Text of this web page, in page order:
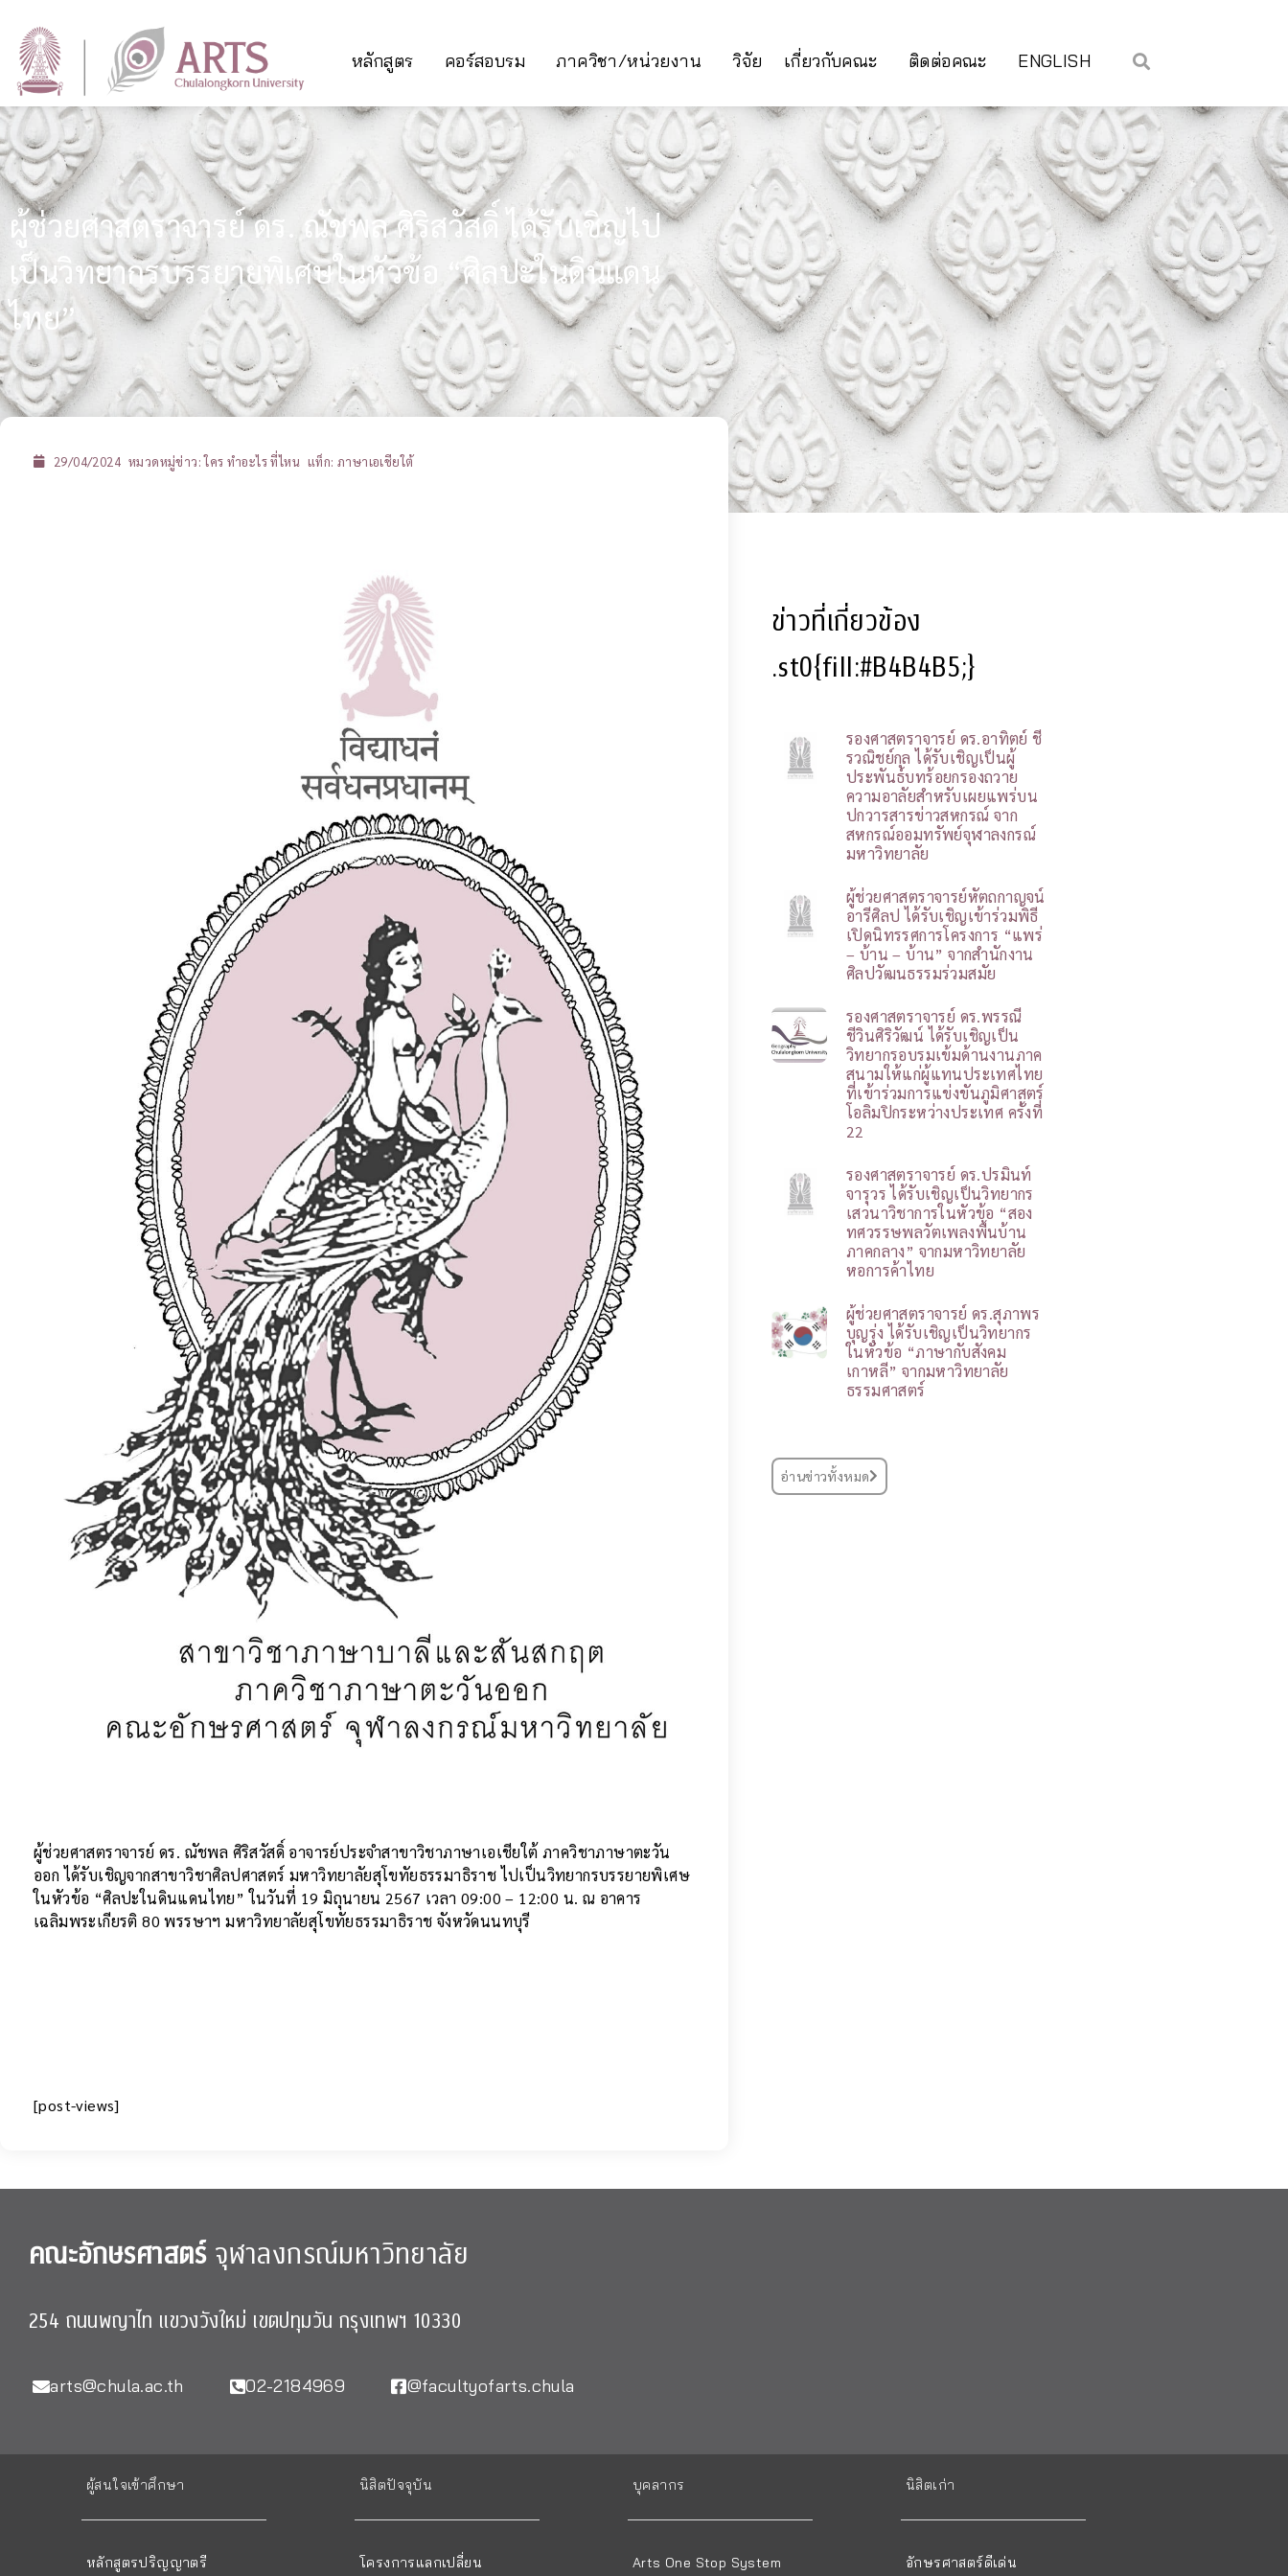
หลักสูตร คอร์สอบรม ภาควิชา/หน่วยงาน วิจัย เกี่ยวกับคณะ ติดต่อคณะ ENGLISH
ผู้ช่วยศาสตราจารย์ ดร. ณัชพล ศิริสวัสดิ์ ได้รับเชิญไป
เป็นวิทยากรบรรยายพิเศษในหัวข้อ “ศิลปะในดินแดน
ไทย”
29/04/2024 หมวดหมู่ข่าว:ใคร ทำอะไร ที่ไหน แท็ก: ภาษาเอเชียใต้
ผู้ช่วยศาสตราจารย์ ดร. ณัชพล ศิริสวัสดิ์ อาจารย์ประจำสาขาวิชาภาษาเอเชียใต้ ภาควิชาภาษาตะวัน
ออก ได้รับเชิญจากสาขาวิชาศิลปศาสตร์ มหาวิทยาลัยสุโขทัยธรรมาธิราช ไปเป็นวิทยากรบรรยายพิเศษ
ในหัวข้อ “ศิลปะในดินแดนไทย” ในวันที่ 19 มิถุนายน 2567 เวลา 09:00 – 12:00 น. ณ อาคาร
เฉลิมพระเกียรติ 80 พรรษาฯ มหาวิทยาลัยสุโขทัยธรรมาธิราช จังหวัดนนทบุรี
[post-views]
ข่าวที่เกี่ยวข้อง
.st0{fill:#B4B4B5;}
รองศาสตราจารย์ ดร.อาทิตย์ ชี
รวณิชย์กุล ได้รับเชิญเป็นผู้
ประพันธ์บทร้อยกรองถวาย
ความอาลัยสำหรับเผยแพร่บน
ปกวารสารข่าวสหกรณ์ จาก
สหกรณ์ออมทรัพย์จุฬาลงกรณ์
มหาวิทยาลัย
ผู้ช่วยศาสตราจารย์หัตถกาญจน์
อารีศิลป ได้รับเชิญเข้าร่วมพิธี
เปิดนิทรรศการโครงการ “แพร่
– บ้าน – บ้าน” จากสำนักงาน
ศิลปวัฒนธรรมร่วมสมัย
รองศาสตราจารย์ ดร.พรรณี
ชีวินศิริวัฒน์ ได้รับเชิญเป็น
วิทยากรอบรมเข้มด้านงานภาค
สนามให้แก่ผู้แทนประเทศไทย
ที่เข้าร่วมการแข่งขันภูมิศาสตร์
โอลิมปิกระหว่างประเทศ ครั้งที่
22
รองศาสตราจารย์ ดร.ปรมินท์
จารุวร ได้รับเชิญเป็นวิทยากร
เสวนาวิชาการในหัวข้อ “สอง
ทศวรรษพลวัตเพลงพื้นบ้าน
ภาคกลาง” จากมหาวิทยาลัย
หอการค้าไทย
ผู้ช่วยศาสตราจารย์ ดร.สุภาพร
บุญรุ่ง ได้รับเชิญเป็นวิทยากร
ในหัวข้อ “ภาษากับสังคม
เกาหลี” จากมหาวิทยาลัย
ธรรมศาสตร์
อ่านข่าวทั้งหมด
คณะอักษรศาสตร์จุฬาลงกรณ์มหาวิทยาลัย
254 ถนนพญาไท แขวงวังใหม่ เขตปทุมวัน กรุงเทพฯ 10330
arts@chula.ac.th 02-2184969 @facultyofarts.chula
ผู้สนใจเข้าศึกษา
หลักสูตรปริญญาตรี
นิสิตปัจจุบัน
โครงการแลกเปลี่ยน
บุคลากร
Arts One Stop System
นิสิตเก่า
อักษรศาสตร์ดีเด่น